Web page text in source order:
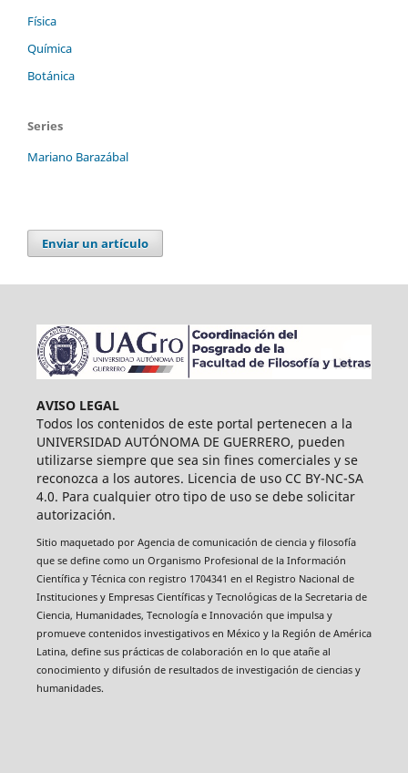
Física
Química
Botánica
Series
Mariano Barazábal
Enviar un artículo
AVISO LEGAL
Todos los contenidos de este portal pertenecen a la
UNIVERSIDAD AUTÓNOMA DE GUERRERO, pueden
utilizarse siempre que sea sin fines comerciales y se
reconozca a los autores. Licencia de uso CC BY-NC-SA
4.0. Para cualquier otro tipo de uso se debe solicitar
autorización.
Sitio maquetado por Agencia de comunicación de ciencia y filosofía
que se define como un Organismo Profesional de la Información
Científica y Técnica con registro 1704341 en el Registro Nacional de
Instituciones y Empresas Científicas y Tecnológicas de la Secretaria de
Ciencia, Humanidades, Tecnología e Innovación que impulsa y
promueve contenidos investigativos en México y la Región de América
Latina, define sus prácticas de colaboración en lo que atañe al
conocimiento y difusión de resultados de investigación de ciencias y
humanidades.